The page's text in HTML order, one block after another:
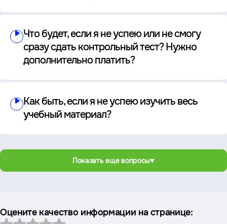
Что будет, если я не успею или не смогу
сразу сдать контрольный тест? Нужно
дополнительно платить?
Как быть, если я не успею изучить весь
учебный материал?
Показать еще вопросы
Оцените качество информации на странице: